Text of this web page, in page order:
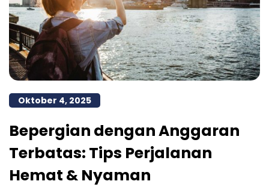
Oktober 4, 2025
Bepergian dengan Anggaran
Terbatas: Tips Perjalanan
Hemat & Nyaman